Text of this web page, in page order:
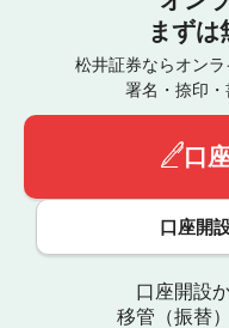
まずは
松井証券ならオンラ
署名・捺印・
口
口座開
口座開設
移管（振替